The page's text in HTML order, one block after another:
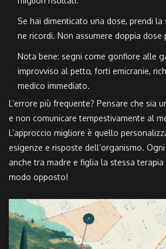
Se hai dimenticato una dose, prendi la
ne ricordi. Non assumere doppia dose
Nota bene: segni come gonfiore alle
improvviso al petto, forti emicranie,
medico immediato.
L’errore più frequente? Pensare che sia
e non comunicare tempestivamente al
L’approccio migliore è quello
esigenze e risposte dell’organismo.
anche tra madre e figlia la stessa
modo opposto!